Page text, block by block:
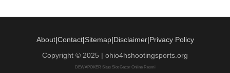
About|Contact|Sitemap|Disclaimer|Privacy Policy
Copyright © 2025 | ohio4hshootingsports.org
DEWAPOKER Situs Slot Gacor Online Resmi